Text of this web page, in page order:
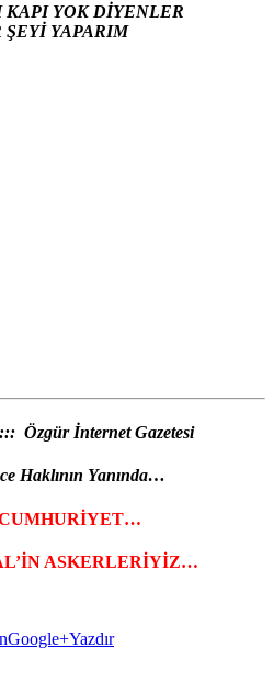
KAPI YOK DİYENLER
YAPARIM
Özgür İnternet Gazetesi
Haklının Yanında…
ASKERLERİYİZ…
Google+Yazdır